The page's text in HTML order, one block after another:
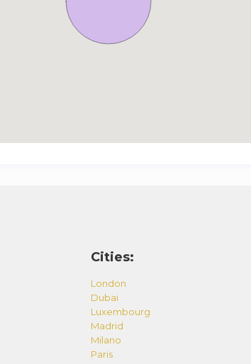
Cities:
London
Dubai
Luxembourg
Madrid
Milano
Paris